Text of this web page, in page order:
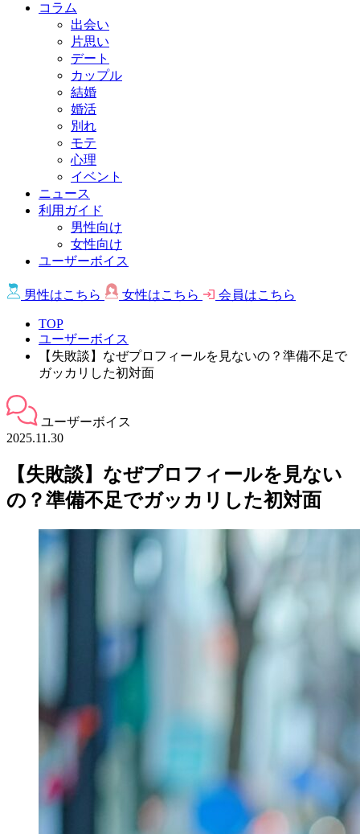
コラム
出会い
片思い
デート
カップル
結婚
婚活
別れ
モテ
心理
イベント
ニュース
利用ガイド
男性向け
女性向け
ユーザーボイス
男性はこちら 女性はこちら 会員はこちら
TOP
ユーザーボイス
【失敗談】なぜプロフィールを見ないの？準備不足で
ガッカリした初対面
ユーザーボイス
2025.11.30
【失敗談】なぜプロフィールを見ない
の？準備不足でガッカリした初対面